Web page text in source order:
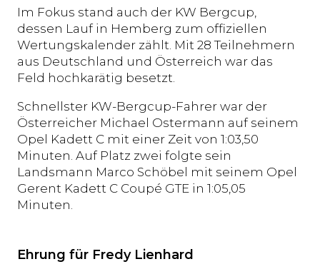
Im Fokus stand auch der KW Bergcup,
dessen Lauf in Hemberg zum offiziellen
Wertungskalender zählt. Mit 28 Teilnehmern
aus Deutschland und Österreich war das
Feld hochkarätig besetzt.
Schnellster KW-Bergcup-Fahrer war der
Österreicher Michael Ostermann auf seinem
Opel Kadett C mit einer Zeit von 1:03,50
Minuten. Auf Platz zwei folgte sein
Landsmann Marco Schöbel mit seinem Opel
Gerent Kadett C Coupé GTE in 1:05,05
Minuten.
Ehrung für Fredy Lienhard